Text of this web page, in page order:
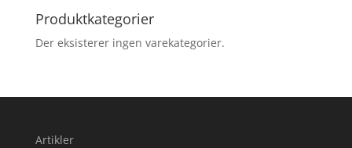
Produktkategorier
Der eksisterer ingen varekategorier.
Artikler